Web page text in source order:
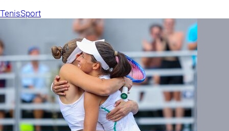
TenisSport